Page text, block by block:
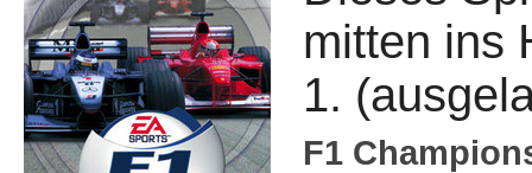
mitten ins
1.
F1